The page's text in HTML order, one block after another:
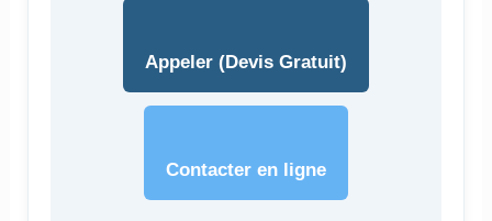
Appeler (Devis Gratuit)
Contacter en ligne